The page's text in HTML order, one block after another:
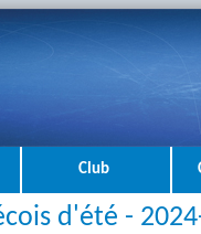
Club
d'été -